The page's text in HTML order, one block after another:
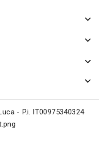




- P.i. IT00975340324